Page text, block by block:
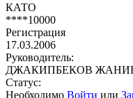
КАТО
****10000
Регистрация
17.03.2006
Руководитель:
ДЖАКИПБЕКОВ
Статус:
Необходимо Войти или